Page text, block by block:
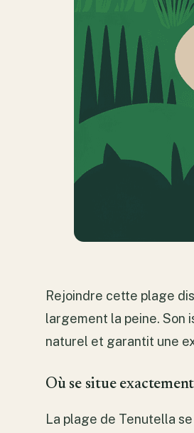
Rejoindre cette plage
largement la peine. Son
naturel et garantit une
Où se situe
La plage de Tenutella